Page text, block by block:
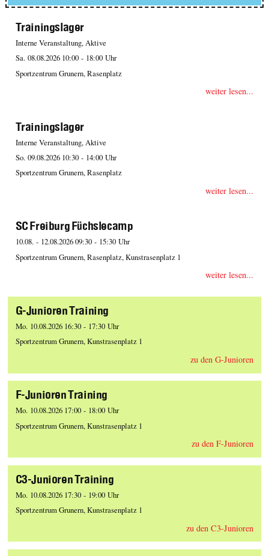
Trainingslager
Interne Veranstaltung, Aktive
Sa. 08.08.2026 10:00 - 18:00 Uhr
Sportzentrum Grunern, Rasenplatz
weiter lesen...
Trainingslager
Interne Veranstaltung, Aktive
So. 09.08.2026 10:30 - 14:00 Uhr
Sportzentrum Grunern, Rasenplatz
weiter lesen...
SC Freiburg Füchslecamp
10.08. - 12.08.2026 09:30 - 15:30 Uhr
Sportzentrum Grunern, Rasenplatz, Kunstrasenplatz 1
weiter lesen...
G-Junioren Training
Mo. 10.08.2026 16:30 - 17:30 Uhr
Sportzentrum Grunern, Kunstrasenplatz 1
zu den G-Junioren
F-Junioren Training
Mo. 10.08.2026 17:00 - 18:00 Uhr
Sportzentrum Grunern, Kunstrasenplatz 1
zu den F-Junioren
C3-Junioren Training
Mo. 10.08.2026 17:30 - 19:00 Uhr
Sportzentrum Grunern, Kunstrasenplatz 1
zu den C3-Junioren